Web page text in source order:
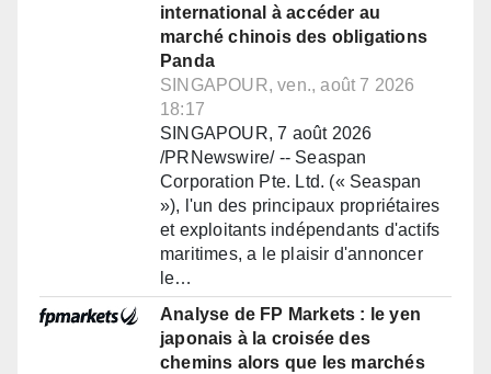
international à accéder au
marché chinois des obligations
Panda
SINGAPOUR, ven., août 7 2026
18:17
SINGAPOUR, 7 août 2026
/PRNewswire/ -- Seaspan
Corporation Pte. Ltd. (« Seaspan
»), l'un des principaux propriétaires
et exploitants indépendants d'actifs
maritimes, a le plaisir d'annoncer
le…
Analyse de FP Markets : le yen
japonais à la croisée des
chemins alors que les marchés